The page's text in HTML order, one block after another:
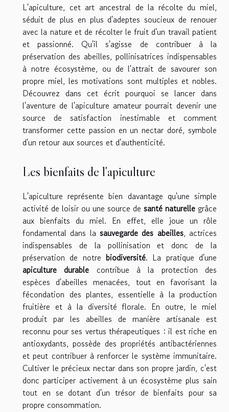
L'apiculture, cet art ancestral de la récolte du miel,
séduit de plus en plus d'adeptes soucieux de renouer
avec la nature et de récolter le fruit d'un travail patient
et passionné. Qu'il s'agisse de contribuer à la
préservation des abeilles, pollinisatrices indispensables
à notre écosystème, ou de l'attrait de savourer son
propre miel, les motivations sont multiples et nobles.
Découvrez dans cet écrit pourquoi se lancer dans
l'aventure de l'apiculture amateur pourrait devenir une
source de satisfaction inestimable et comment
transformer cette passion en un nectar doré, symbole
d'un retour aux sources et d'authenticité.
Les bienfaits de l'apiculture
L'apiculture représente bien davantage qu'une simple
activité de loisir ou une source de santé naturelle grâce
aux bienfaits du miel. En effet, elle joue un rôle
fondamental dans la sauvegarde des abeilles, actrices
indispensables de la pollinisation et donc de la
préservation de notre biodiversité. La pratique d'une
apiculture durable contribue à la protection des
espèces d'abeilles menacées, tout en favorisant la
fécondation des plantes, essentielle à la production
fruitière et à la diversité florale. En outre, le miel
produit par les abeilles de manière artisanale est
reconnu pour ses vertus thérapeutiques : il est riche en
antioxydants, possède des propriétés antibactériennes
et peut contribuer à renforcer le système immunitaire.
Cultiver le précieux nectar dans son propre jardin, c'est
donc participer activement à un écosystème plus sain
tout en se dotant d'un trésor de bienfaits pour sa
propre consommation.